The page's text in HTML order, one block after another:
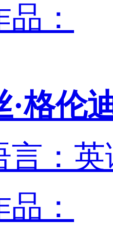
：
·格伦
言：英
：